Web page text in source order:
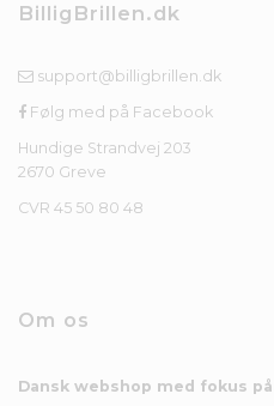
BilligBrillen.dk
support@billigbrillen.dk
Følg med på Facebook
Hundige Strandvej 203
2670 Greve
CVR 45 50 80 48
Om os
Dansk webshop med fokus